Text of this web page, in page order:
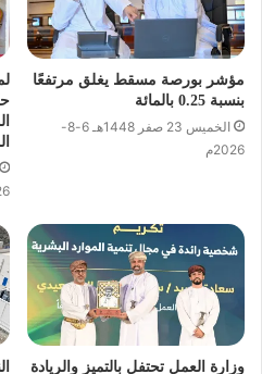
مؤشر بورصة مسقط يغلق مرتفعًا
بنسبة 0.25 بالمائة
الخميس 23 صفر 1448هـ 6-8-
2026م
وزارة العمل تحتفل بالتميز والريادة